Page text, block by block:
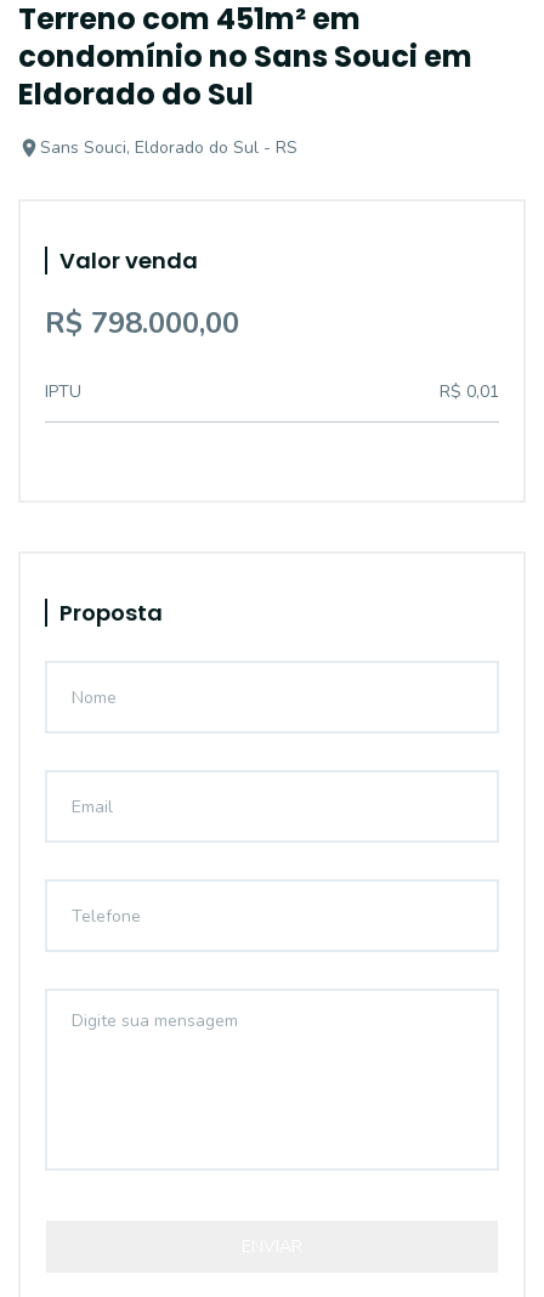
Terreno com 451m² em
condomínio no Sans Souci em
Eldorado do Sul
Sans Souci, Eldorado do Sul - RS
Valor venda
R$ 798.000,00
IPTU R$ 0,01
Proposta